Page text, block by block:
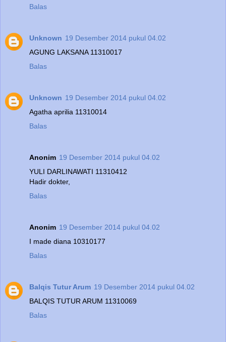
Balas
Unknown 19 Desember 2014 pukul 04.02
AGUNG LAKSANA 11310017
Balas
Unknown 19 Desember 2014 pukul 04.02
Agatha aprilia 11310014
Balas
Anonim 19 Desember 2014 pukul 04.02
YULI DARLINAWATI 11310412
Hadir dokter,
Balas
Anonim 19 Desember 2014 pukul 04.02
I made diana 10310177
Balas
Balqis Tutur Arum 19 Desember 2014 pukul 04.02
BALQIS TUTUR ARUM 11310069
Balas